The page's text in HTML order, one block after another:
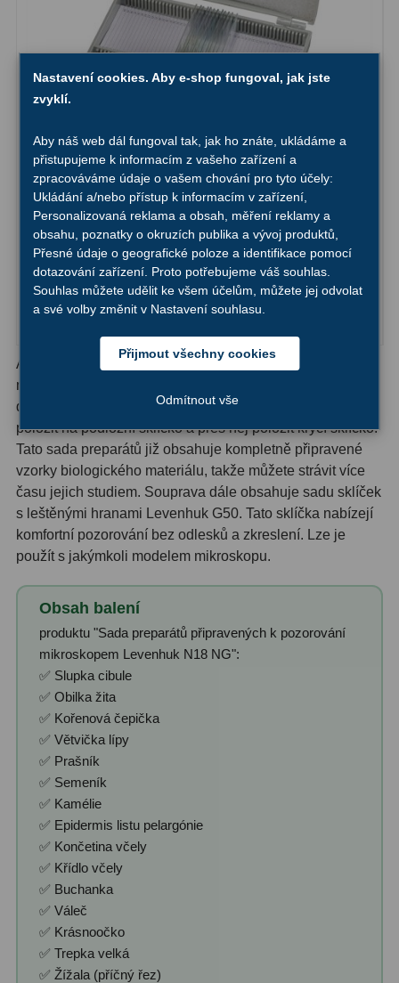
Optické hledáčky15
Sluneční hledáčky3
Úchyty a držáky hledáčků 4
Příslušenství54
Redukce 1,25" a 2"17
Svítilny5
Montáže93
Azimutální AZ5
Paralaktické EQ 19
Fotografické montáže5
Objímky10
Motory a pohony
Upínací prvky13
Závaží3
Ostatní22
Seřízení22
Laserové kolimátory
Optické kolimátory
Umělé hvězdy5
Sada hotových preparátů Bresser 25 ks v krabici
1 250,- Do košíku
Aby bylo možno nějaký vzorek rostliny nebo jiného
materiálu zkoumat pod mikroskopem, musí projít
důkladnou přípravou: velmi tenký řez materiálu je nutné
položit na podložní sklíčko a přes něj položit krycí sklíčko.
Tato sada preparátů již obsahuje kompletně připravené
vzorky biologického materiálu, takže můžete strávit více
času jejich studiem. Souprava dále obsahuje sadu sklíček
s leštěnými hranami Levenhuk G50. Tato sklíčka nabízejí
komfortní pozorování bez odlesků a zkreslení. Lze je
použít s jakýmkoli modelem mikroskopu.
Obsah balení
produktu "Sada preparátů připravených k pozorování
mikroskopem Levenhuk N18 NG":
✅ Slupka cibule
✅ Obilka žita
✅ Kořenová čepička
✅ Větvička lípy
✅ Prašník
✅ Semeník
✅ Kamélie
✅ Epidermis listu pelargónie
✅ Končetina včely
✅ Křídlo včely
✅ Buchanka
✅ Váleč
✅ Krásnoočko
✅ Trepka velká
✅ Žížala (příčný řez)
Nastavení cookies. Aby e-shop fungoval, jak jste
zvyklí.
Aby náš web dál fungoval tak, jak ho znáte, ukládáme a
přistupujeme k informacím z vašeho zařízení a
zpracováváme údaje o vašem chování pro tyto účely:
Ukládání a/nebo přístup k informacím v zařízení,
Personalizovaná reklama a obsah, měření reklamy a
obsahu, poznatky o okruzích publika a vývoj produktů,
Přesné údaje o geografické poloze a identifikace pomocí
dotazování zařízení. Proto potřebujeme váš souhlas.
Souhlas můžete udělit ke všem účelům, můžete jej odvolat
a své volby změnit v Nastavení souhlasu.
Přijmout všechny cookies
Odmítnout vše